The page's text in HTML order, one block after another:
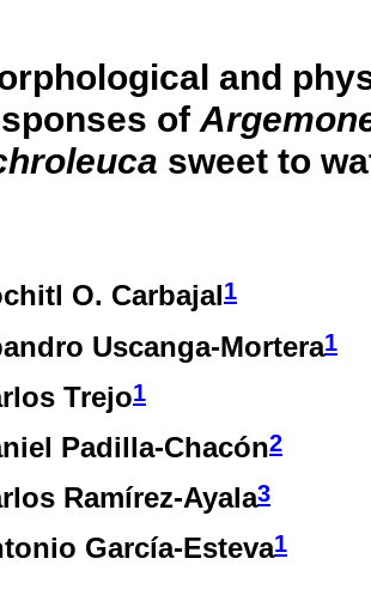
and
of
sweet to
O. Carbajal1
Uscanga-Mortera1
Trejo1
Padilla-Chacón2
Ramírez-Ayala3
García-Esteva1